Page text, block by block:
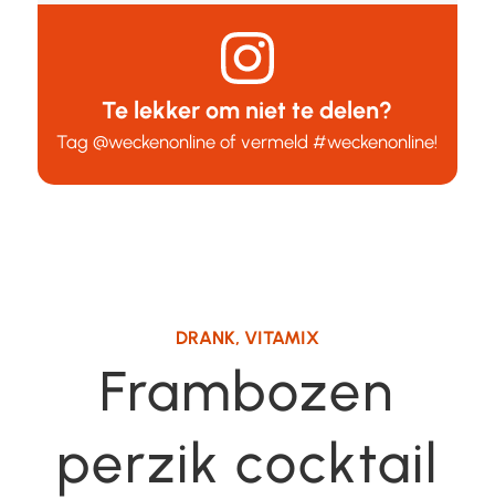
Te lekker om niet te delen?
Tag@weckenonline of vermeld#weckenonline!
DRANK, VITAMIX
Frambozen
perzik cocktail